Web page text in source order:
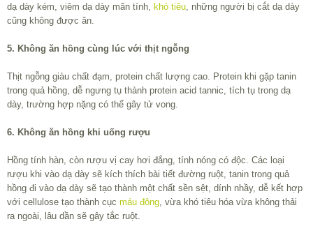
dạ dày kém, viêm dạ dày mãn tính,
khó tiêu , những người bị cắt dạ dày
cũng không được ăn.
5. Không ăn hồng cùng lúc với thịt ngỗng
Thịt ngỗng giàu chất đạm, protein chất lượng cao. Protein khi gặp tanin
trong quả hồng, dễ ngưng tụ thành protein acid tannic, tích tụ trong dạ
dày, trường hợp nặng có thể gây tử vong.
6. Không ăn hồng khi uống rượu
Hồng tính hàn, còn rượu vị cay hơi đắng, tính nóng có độc. Các loại
rượu khi vào dạ dày sẽ kích thích bài tiết đường ruột, tanin trong quả
hồng đi vào dạ dày sẽ tạo thành một chất sền sệt, dính nhầy, dễ kết hợp
với cellulose tạo thành cục máu đông , vừa khó tiêu hóa vừa không thải
ra ngoài, lâu dần sẽ gây tắc ruột.